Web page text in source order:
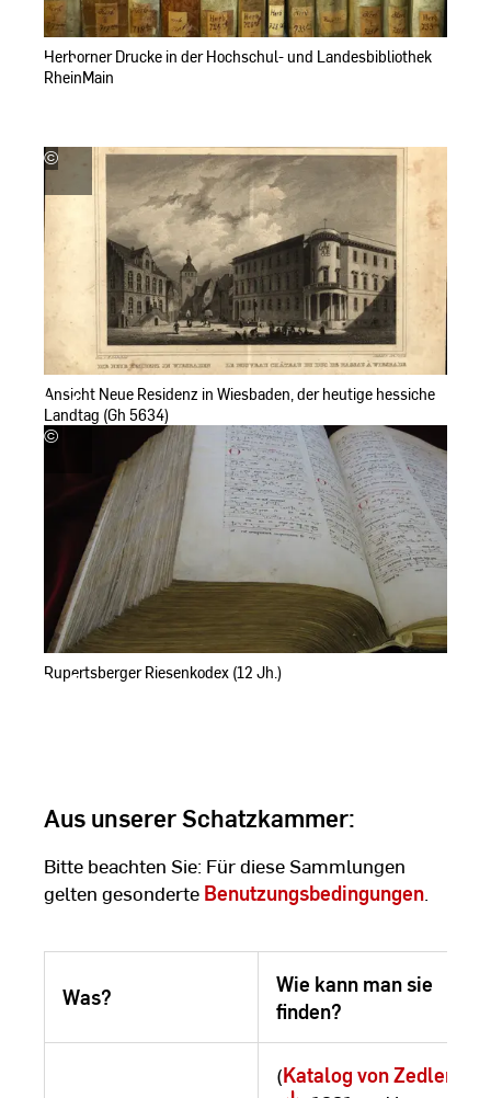
Herborner Drucke in der Hochschul- und Landesbibliothek
RheinMain
©
Hochschul-
Landesbibliothek
RheinMain
Ansicht Neue Residenz in Wiesbaden, der heutige hessiche
Landtag (Gh 5634)
©
Hochschul-
Landesbibliothek
RheinMain
Rupertsberger Riesenkodex (12 Jh.)
Aus unserer Schatzkammer:
Bitte beachten Sie: Für diese Sammlungen
gelten gesonderte Benutzungsbedingungen
Was?
Wie kann man sie
finden?
(Katalog von Zedler